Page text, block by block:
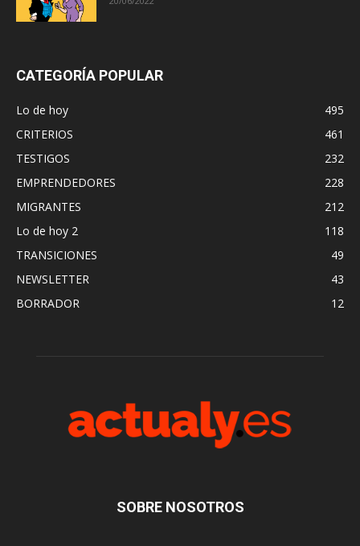
CATEGORÍA POPULAR
Lo de hoy
495
CRITERIOS
461
TESTIGOS
232
EMPRENDEDORES
228
MIGRANTES
212
Lo de hoy 2
118
TRANSICIONES
49
NEWSLETTER
43
BORRADOR
12
SOBRE NOSOTROS